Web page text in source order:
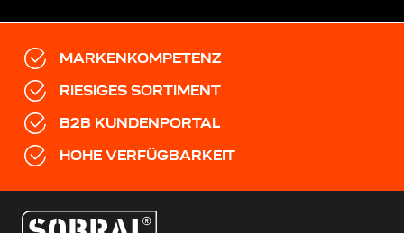
MARKENKOMPETENZ
RIESIGES SORTIMENT
B2B KUNDENPORTAL
HOHE VERFÜGBARKEIT